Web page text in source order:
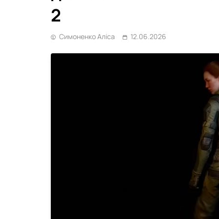
2
Симоненко Аліса 12.06.2026
NAVI попрощалися
MY Mobile Legends